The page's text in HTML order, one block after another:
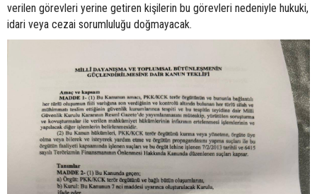
verilen görevleri yerine getiren kişilerin bu görevleri nedeniyle hukuki,
idari veya cezai sorumluluğu doğmayacak.